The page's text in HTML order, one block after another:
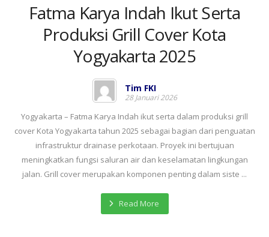
Fatma Karya Indah Ikut Serta
Produksi Grill Cover Kota
Yogyakarta 2025
Tim FKI
28 Januari 2026
Yogyakarta – Fatma Karya Indah ikut serta dalam produksi grill
cover Kota Yogyakarta tahun 2025 sebagai bagian dari penguatan
infrastruktur drainase perkotaan. Proyek ini bertujuan
meningkatkan fungsi saluran air dan keselamatan lingkungan
jalan. Grill cover merupakan komponen penting dalam siste ...
Read More